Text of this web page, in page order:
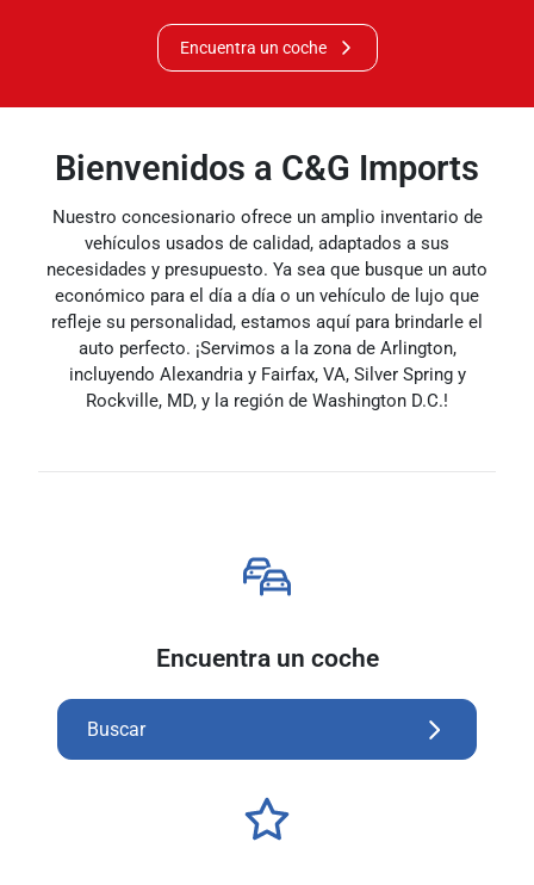
Encuentra un coche
Bienvenidos a C&G Imports
Nuestro concesionario ofrece un amplio inventario de
vehículos usados ​​de calidad, adaptados a sus
necesidades y presupuesto. Ya sea que busque un auto
económico para el día a día o un vehículo de lujo que
refleje su personalidad, estamos aquí para brindarle el
auto perfecto. ¡Servimos a la zona de Arlington,
incluyendo Alexandria y Fairfax, VA, Silver Spring y
Rockville, MD, y la región de Washington D.C.!
Encuentra un coche
Buscar